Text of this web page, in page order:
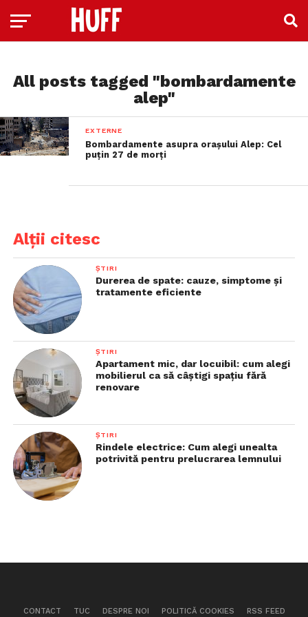
All posts tagged "bombardamente
alep"
EXTERNE
Bombardamente asupra orașului Alep: Cel
puțin 27 de morți
Alții citesc
ȘTIRI
Durerea de spate: cauze, simptome și
tratamente eficiente
ȘTIRI
Apartament mic, dar locuibil: cum alegi
mobilierul ca să câștigi spațiu fără
renovare
ȘTIRI
Rindele electrice: Cum alegi unealta
potrivită pentru prelucrarea lemnului
CONTACT TUC DESPRE NOI POLITICĂ COOKIES RSS FEED